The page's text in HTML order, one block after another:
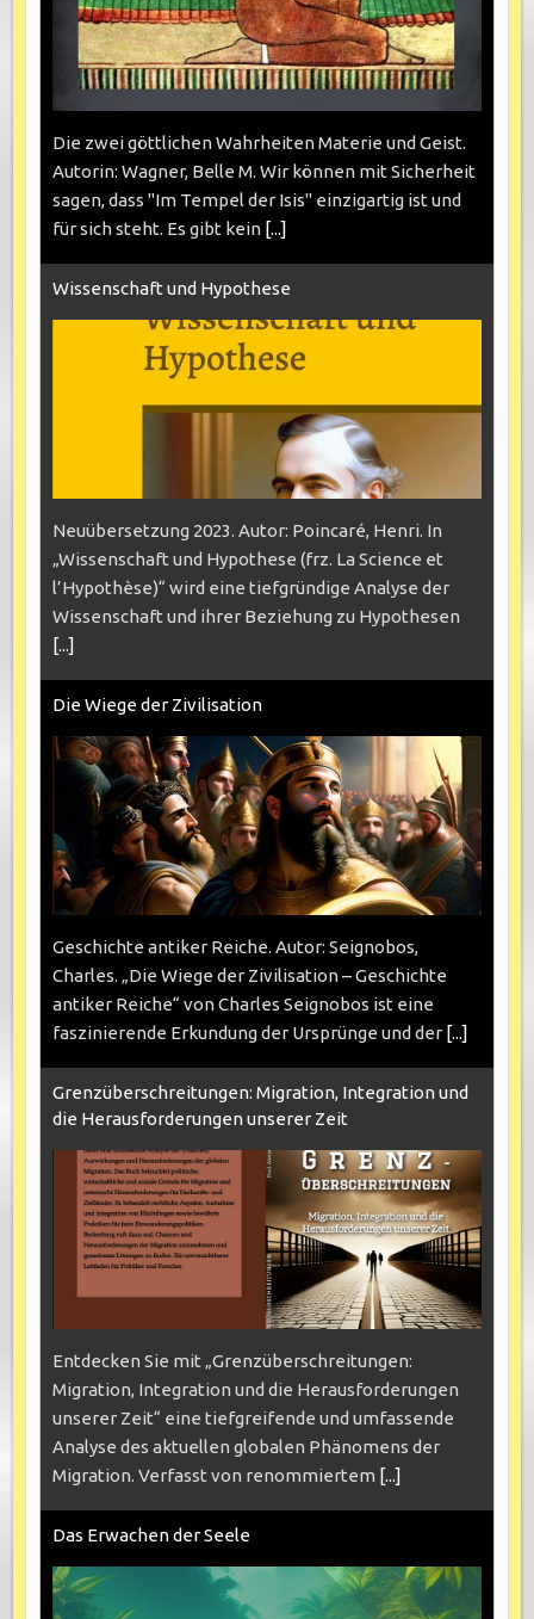
Die zwei göttlichen Wahrheiten Materie und Geist.
Autorin: Wagner, Belle M. Wir können mit Sicherheit
sagen, dass "Im Tempel der Isis" einzigartig ist und
für sich steht. Es gibt kein [...]
Wissenschaft und Hypothese
Neuübersetzung 2023. Autor: Poincaré, Henri. In
„Wissenschaft und Hypothese (frz. La Science et
l’Hypothèse)“ wird eine tiefgründige Analyse der
Wissenschaft und ihrer Beziehung zu Hypothesen
[...]
Die Wiege der Zivilisation
Geschichte antiker Reiche. Autor: Seignobos,
Charles. „Die Wiege der Zivilisation – Geschichte
antiker Reiche“ von Charles Seignobos ist eine
faszinierende Erkundung der Ursprünge und der [...]
Grenzüberschreitungen: Migration, Integration und
die Herausforderungen unserer Zeit
Entdecken Sie mit „Grenzüberschreitungen:
Migration, Integration und die Herausforderungen
unserer Zeit“ eine tiefgreifende und umfassende
Analyse des aktuellen globalen Phänomens der
Migration. Verfasst von renommiertem [...]
Das Erwachen der Seele